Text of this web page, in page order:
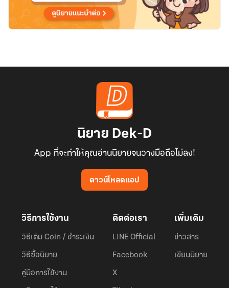
นิยาย Dek-D
App ที่จะทำให้คุณอ่านนิยายจนวางมือถือไม่ลง!
ดาวน์โหลดแอป
วิธีการใช้งาน
วิธีเติม Coin / ชำระเงิน
วิธีซื้อนิยาย
คู่มือการใช้งาน
ติดต่อเรา
LINE Official
Facebook
X
เพิ่มเติม
ข่าวสาร
เขียนนิยาย